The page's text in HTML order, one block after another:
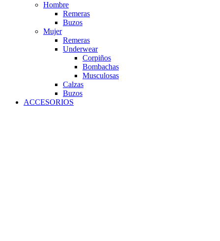
Hombre
Remeras
Buzos
Mujer
Remeras
Underwear
Corpiños
Bombachas
Musculosas
Calzas
Buzos
ACCESORIOS